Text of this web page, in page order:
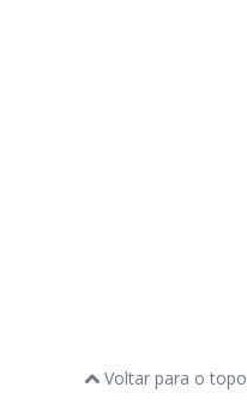
Voltar para o topo